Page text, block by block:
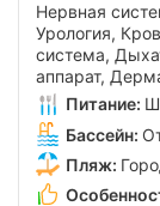
Нервная
Урология,
система,
аппарат,
Питание:
Бассейн:
Пляж: